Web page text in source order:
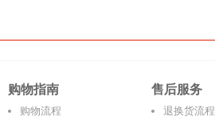
购物指南
购物流程
售后服务
退换货流程